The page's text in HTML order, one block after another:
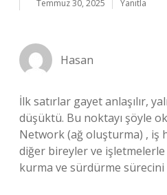
Temmuz 30, 2025 Yanıtla
Hasan
İlk satırlar gayet anlaşılır,
düşüktü. Bu noktayı şöyle
Network (ağ oluşturma) , iş
diğer bireyler ve
kurma ve sürdürme sürecini